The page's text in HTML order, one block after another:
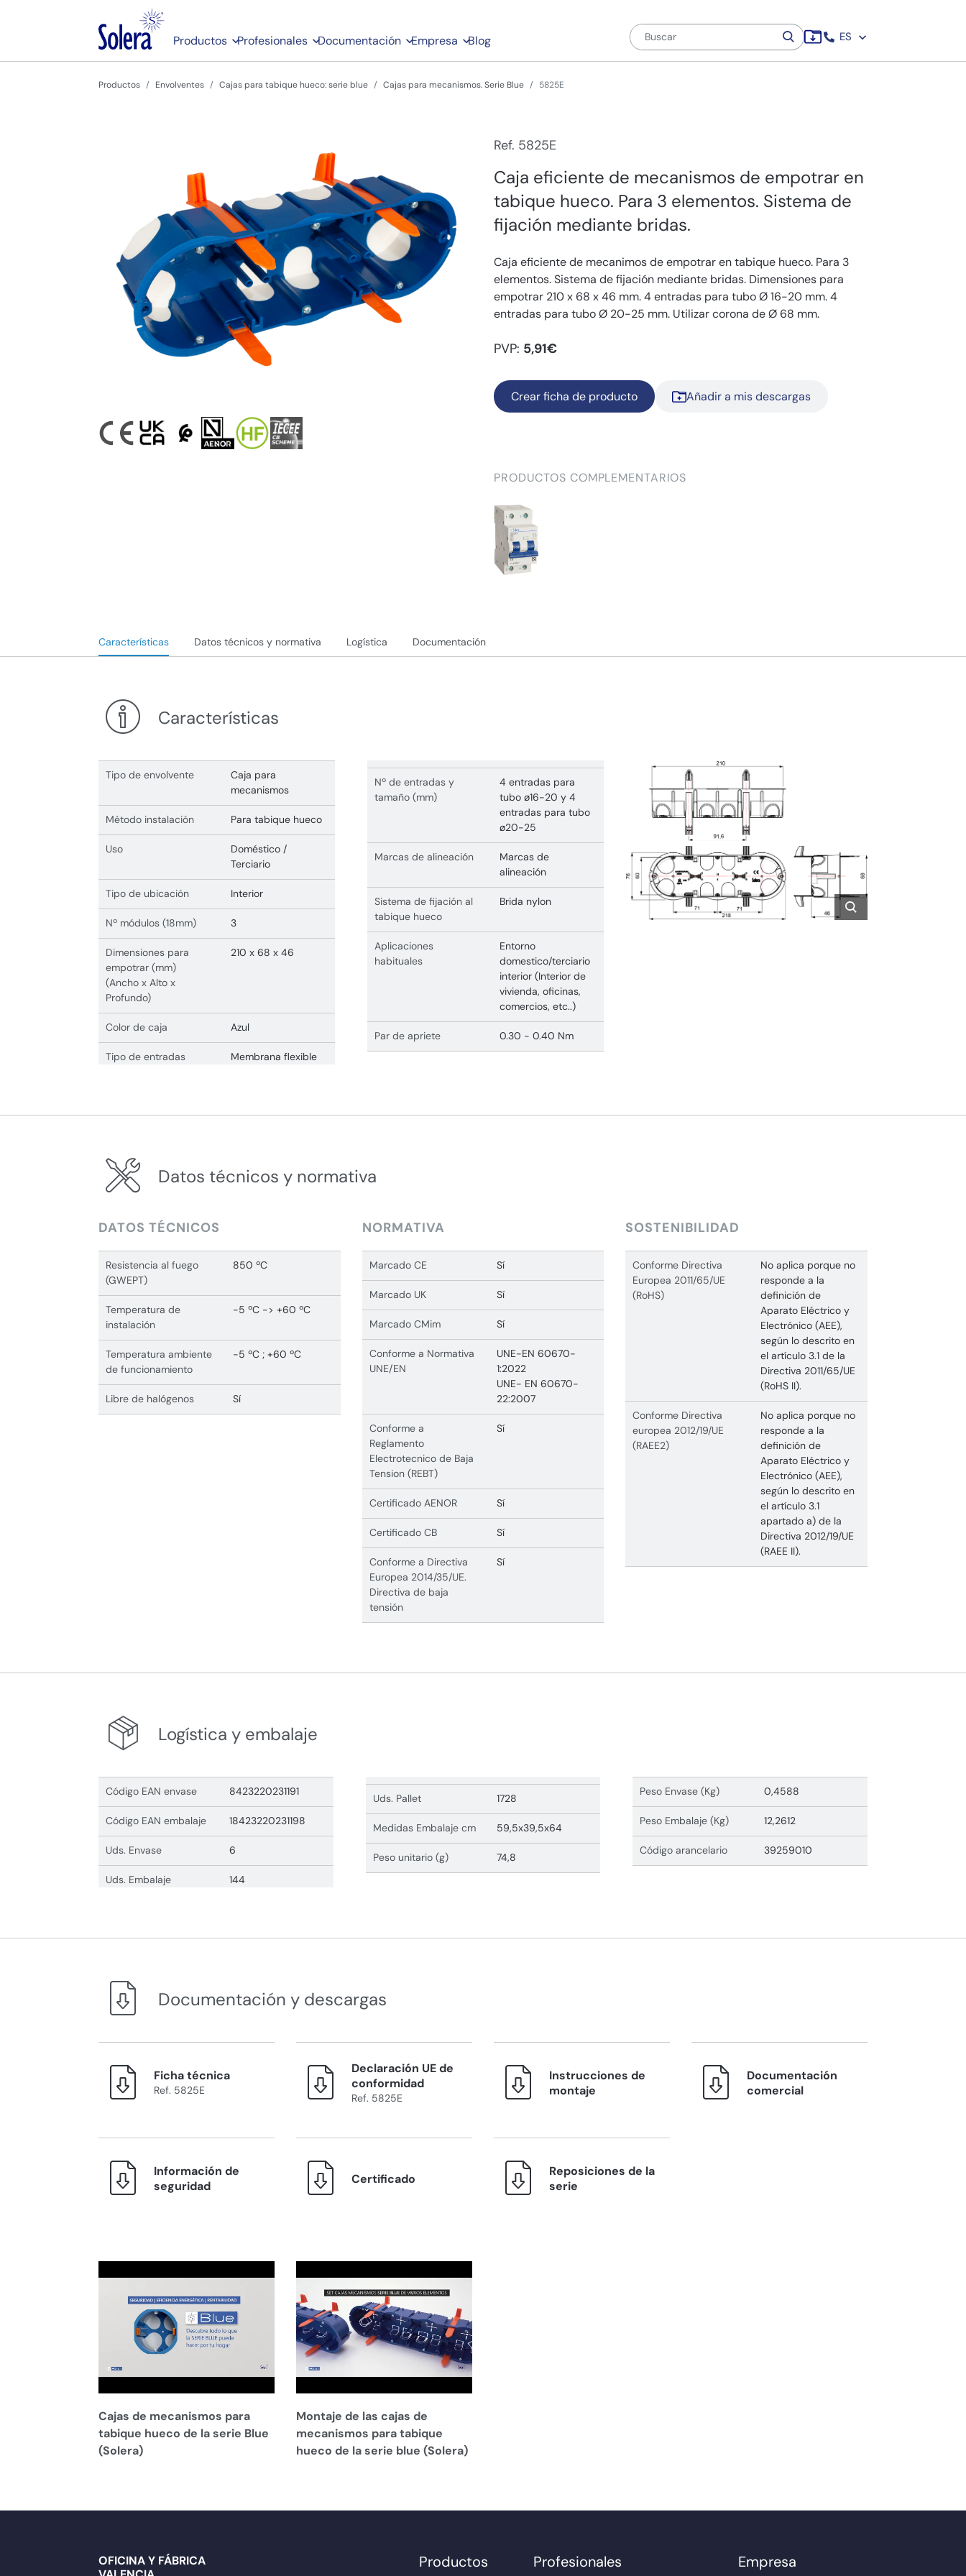
Productos Profesionales Documentación Empresa Blog ES
Productos Envolventes Cajas para tabique hueco: serie blue Cajas para mecanismos. Serie Blue 5825E
Ref. 5825E
Caja eficiente de mecanismos de empotrar en
tabique hueco. Para 3 elementos. Sistema de
fijación mediante bridas.
Caja eficiente de mecanimos de empotrar en tabique hueco. Para 3
elementos. Sistema de fijación mediante bridas. Dimensiones para
empotrar 210 x 68 x 46 mm. 4 entradas para tubo Ø 16-20 mm. 4
entradas para tubo Ø 20-25 mm. Utilizar corona de Ø 68 mm.
PVP: 5,91€
Crear ficha de producto Añadir a mis descargas
PRODUCTOS COMPLEMENTARIOS
Características Datos técnicos y normativa Logística Documentación
Características
Tipo de envolvente
Caja para
mecanismos
Método instalación Para tabique hueco
Uso
Doméstico /
Terciario
Tipo de ubicación Interior
Nº módulos (18mm) 3
Dimensiones para
empotrar (mm)
(Ancho x Alto x
Profundo)
210 x 68 x 46
Color de caja Azul
Tipo de entradas Membrana flexible
Nº de entradas y
tamaño (mm)
4 entradas para
tubo ø16-20 y 4
entradas para tubo
ø20-25
Marcas de alineación
Marcas de
alineación
Sistema de fijación al
tabique hueco
Brida nylon
Aplicaciones
habituales
Entorno
domestico/terciario
interior (Interior de
vivienda, oficinas,
comercios, etc..)
Par de apriete 0.30 - 0.40 Nm
Datos técnicos y normativa
DATOS TÉCNICOS
Resistencia al fuego
(GWEPT)
850 ºC
Temperatura de
instalación
-5 ºC -> +60 ºC
Temperatura ambiente
de funcionamiento
-5 ºC ; +60 ºC
Libre de halógenos Sí
NORMATIVA
Marcado CE Sí
Marcado UK Sí
Marcado CMim Sí
Conforme a Normativa
UNE/EN
UNE-EN 60670-
1:2022
UNE- EN 60670-
22:2007
Conforme a
Reglamento
Electrotecnico de Baja
Tension (REBT)
Sí
Certificado AENOR Sí
Certificado CB Sí
Conforme a Directiva
Europea 2014/35/UE.
Directiva de baja
tensión
Sí
SOSTENIBILIDAD
Conforme Directiva
Europea 2011/65/UE
(RoHS)
No aplica porque no
responde a la
definición de
Aparato Eléctrico y
Electrónico (AEE),
según lo descrito en
el artículo 3.1 de la
Directiva 2011/65/UE
(RoHS II).
Conforme Directiva
europea 2012/19/UE
(RAEE2)
No aplica porque no
responde a la
definición de
Aparato Eléctrico y
Electrónico (AEE),
según lo descrito en
el artículo 3.1
apartado a) de la
Directiva 2012/19/UE
(RAEE II).
Logística y embalaje
Código EAN envase 8423220231191
Código EAN embalaje 18423220231198
Uds. Envase 6
Uds. Embalaje 144
Uds. Pallet 1728
Medidas Embalaje cm 59,5x39,5x64
Peso unitario (g) 74,8
Peso Envase (Kg) 0,4588
Peso Embalaje (Kg) 12,2612
Código arancelario 39259010
Documentación y descargas
Ficha técnica
Ref. 5825E
Declaración UE de
conformidad
Ref. 5825E
Instrucciones de
montaje
Documentación
comercial
Información de
seguridad
Certificado
Reposiciones de la
serie
Cajas de mecanismos para
tabique hueco de la serie Blue
(Solera)
Montaje de las cajas de
mecanismos para tabique
hueco de la serie blue (Solera)
OFICINA Y FÁBRICA
Productos Profesionales Empresa